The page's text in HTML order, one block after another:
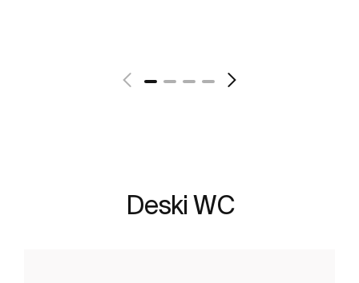
Deski WC